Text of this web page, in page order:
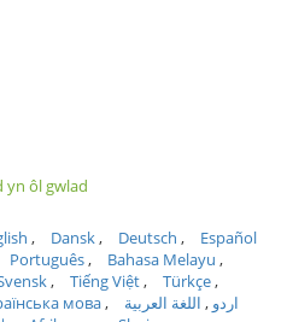
yn ôl gwlad
Dansk Deutsch
Español
Português
Bahasa Melayu
Tiếng Việt
Türkçe
мова اردو
اللغة العربية